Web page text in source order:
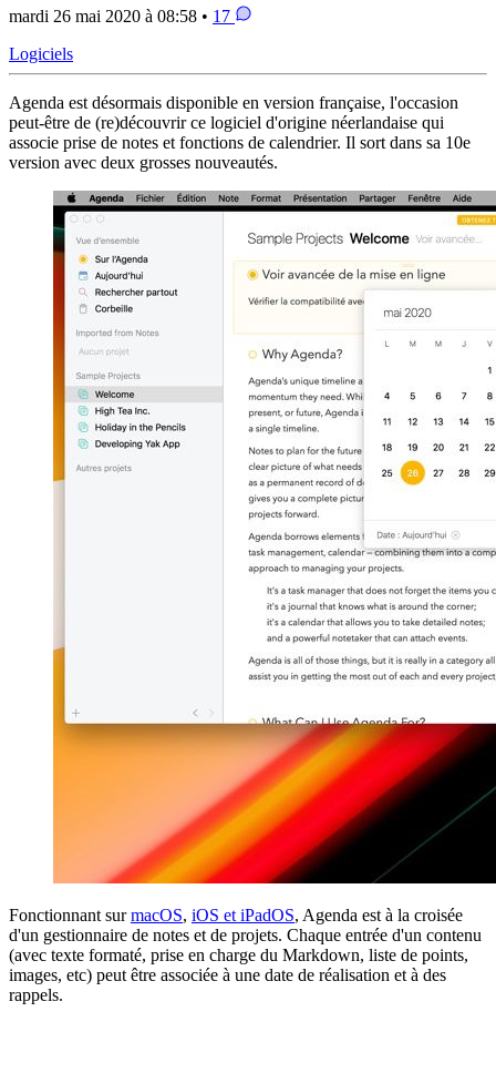
mardi 26 mai 2020 à 08:58 • 17
Logiciels
Agenda est désormais disponible en version française, l'occasion
peut-être de (re)découvrir ce logiciel d'origine néerlandaise qui
associe prise de notes et fonctions de calendrier. Il sort dans sa 10e
version avec deux grosses nouveautés.
Fonctionnant surmacOS, iOS et iPadOS, Agenda est à la croisée
d'un gestionnaire de notes et de projets. Chaque entrée d'un contenu
(avec texte formaté, prise en charge du Markdown, liste de points,
images, etc) peut être associée à une date de réalisation et à des
rappels.